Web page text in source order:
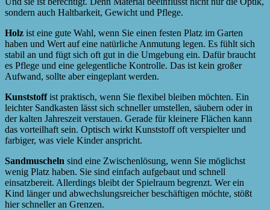
sondern auch Haltbarkeit, Gewicht und Pflege.
Holz ist eine gute Wahl, wenn Sie einen festen Platz im Garten
haben und Wert auf eine natürliche Anmutung legen. Es fühlt sich
stabil an und fügt sich oft gut in die Umgebung ein. Dafür braucht
es Pflege und eine gelegentliche Kontrolle. Das ist kein großer
Aufwand, sollte aber eingeplant werden.
Kunststoffist praktisch, wenn Sie flexibel bleiben möchten. Ein
leichter Sandkasten lässt sich schneller umstellen, säubern oder in
der kalten Jahreszeit verstauen. Gerade für kleinere Flächen kann
das vorteilhaft sein. Optisch wirkt Kunststoff oft verspielter und
farbiger, was viele Kinder anspricht.
Sandmuscheln sind eine Zwischenlösung, wenn Sie möglichst
wenig Platz haben. Sie sind einfach aufgebaut und schnell
einsatzbereit. Allerdings bleibt der Spielraum begrenzt. Wer ein
Kind länger und abwechslungsreicher beschäftigen möchte, stößt
hier schneller an Grenzen.